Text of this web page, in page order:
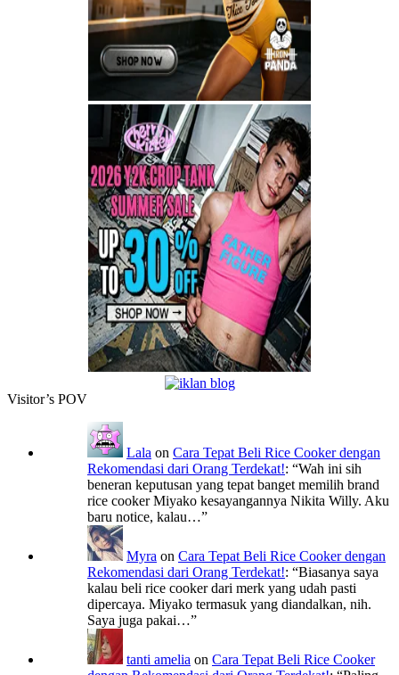
Visitor’s POV
Lala on Cara Tepat Beli Rice Cooker dengan
Rekomendasi dari Orang Terdekat!: “Wah ini sih
beneran keputusan yang tepat banget memilih brand
rice cooker Miyako kesayangannya Nikita Willy. Aku
baru notice, kalau…”
Myra on Cara Tepat Beli Rice Cooker dengan
Rekomendasi dari Orang Terdekat!: “Biasanya saya
kalau beli rice cooker dari merk yang udah pasti
dipercaya. Miyako termasuk yang diandalkan, nih.
Saya juga pakai…”
tanti amelia on Cara Tepat Beli Rice Cooker